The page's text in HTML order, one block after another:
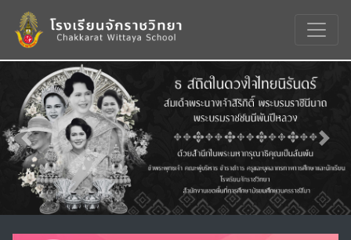
Previous Next